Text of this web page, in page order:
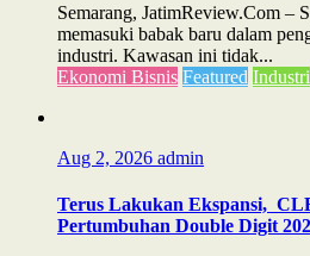
Semarang, JatimReview.Com –
memasuki babak baru dalam
industri. Kawasan ini tidak...
Ekonomi Bisnis Featured Industri
Aug 2, 2026 admin
Terus Lakukan Ekspansi,
Pertumbuhan Double Digit